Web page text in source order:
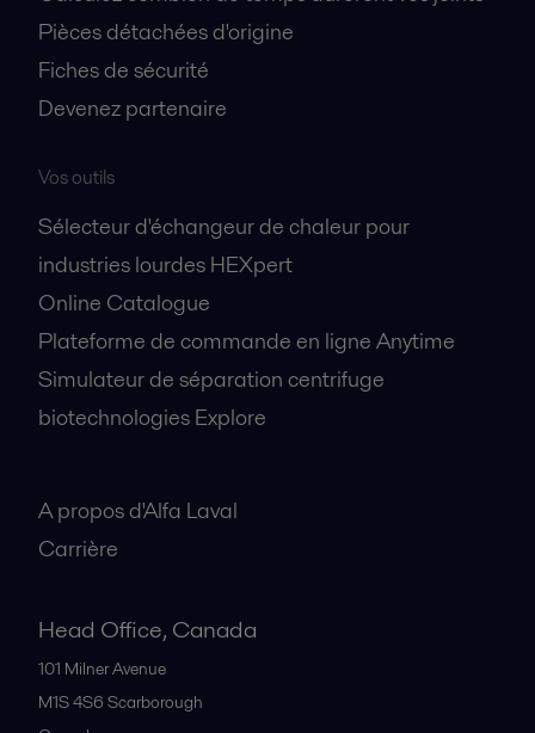
Pièces détachées d'origine
Fiches de sécurité
Devenez partenaire
Vos outils
Sélecteur d'échangeur de chaleur pour
industries lourdes HEXpert
Online Catalogue
Plateforme de commande en ligne Anytime
Simulateur de séparation centrifuge
biotechnologies Explore
A propos d'Alfa Laval
Carrière
Head Office, Canada
101 Milner Avenue
M1S 4S6 Scarborough